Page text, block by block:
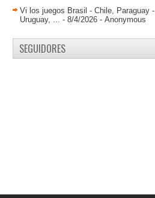
Luis Bethelmy ya entrena con Los
Guácharos
Greivis debuta en la pretemporada y
Cox marca 25 e...
Vi los juegos Brasil - Chile, Paraguay -
Uruguay, ... - 8/4/2026 - Anonymous
SEGUIDORES